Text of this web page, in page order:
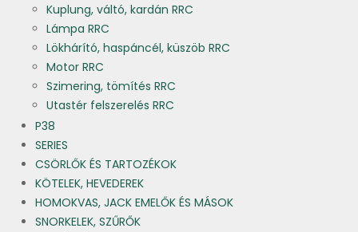
Kuplung, váltó, kardán RRC
Lámpa RRC
Lökhárító, haspáncél, küszöb RRC
Motor RRC
Szimering, tömítés RRC
Utastér felszerelés RRC
P38
SERIES
CSÖRLŐK ÉS TARTOZÉKOK
KÖTELEK, HEVEDEREK
HOMOKVAS, JACK EMELŐK ÉS MÁSOK
SNORKELEK, SZŰRŐK